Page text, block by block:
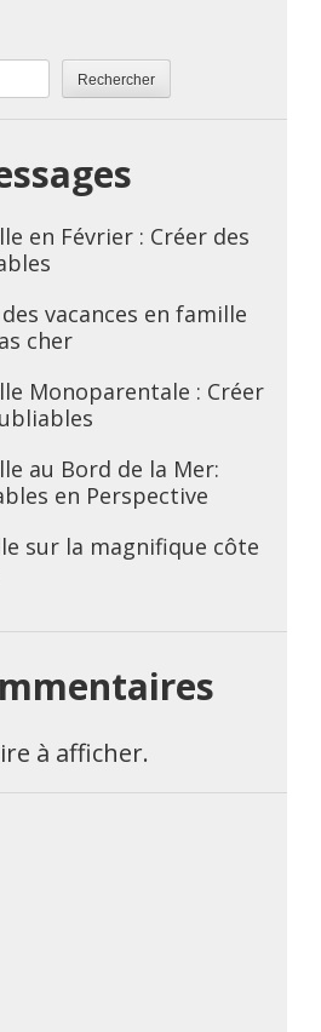
Rechercher
en Février : Créer des
vacances en famille
cher
Monoparentale : Créer
au Bord de la Mer:
en Perspective
sur la magnifique côte
à afficher.